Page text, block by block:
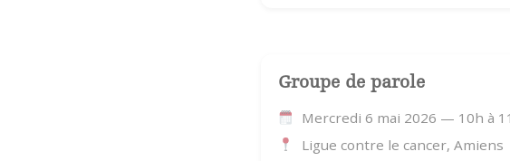
Groupe de parole
Mercredi 6 mai 2026 — 10h à
Ligue contre le cancer, Amiens